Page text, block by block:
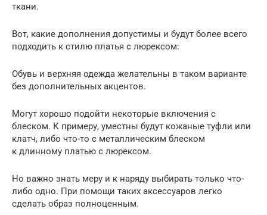
ткани.
Вот, какие дополнения допустимы и будут более всего
подходить к стилю платья с люрексом:
Обувь и верхняя одежда желательны в таком варианте
без дополнительных акцентов.
Могут хорошо подойти некоторые включения с
блеском. К примеру, уместны будут кожаные туфли или
клатч, либо что-то с металлическим блеском
к длинному платью с люрексом.
Но важно знать меру и к наряду выбирать только что-
либо одно. При помощи таких аксессуаров легко
сделать образ полноценным.